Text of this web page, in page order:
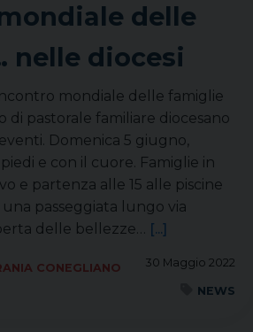
delle
nelle diocesi
mondiale delle famiglie
di pastorale familiare diocesano
Domenica 5 giugno,
e con il cuore. Famiglie in
e partenza alle 15 alle piscine
passeggiata lungo via
delle bellezze… [...]
30 Maggio 2022
CONEGLIANO
NEWS